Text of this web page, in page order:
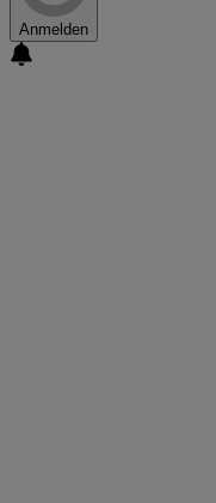
Anmelden